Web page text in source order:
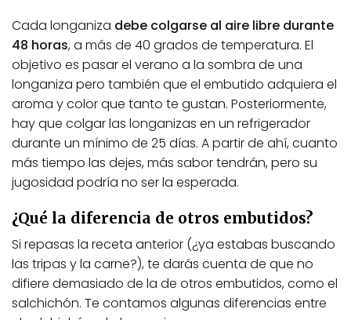
Cada longaniza debe colgarse al aire libre durante
48 horas, a más de 40 grados de temperatura. El
objetivo es pasar el verano a la sombra de una
longaniza pero también que el embutido adquiera el
aroma y color que tanto te gustan. Posteriormente,
hay que colgar las longanizas en un refrigerador
durante un mínimo de 25 días. A partir de ahí, cuanto
más tiempo las dejes, más sabor tendrán, pero su
jugosidad podría no ser la esperada.
¿Qué la diferencia de otros embutidos?
Si repasas la receta anterior (¿ya estabas buscando
las tripas y la carne?), te darás cuenta de que no
difiere demasiado de la de otros embutidos, como el
salchichón. Te contamos algunas diferencias entre